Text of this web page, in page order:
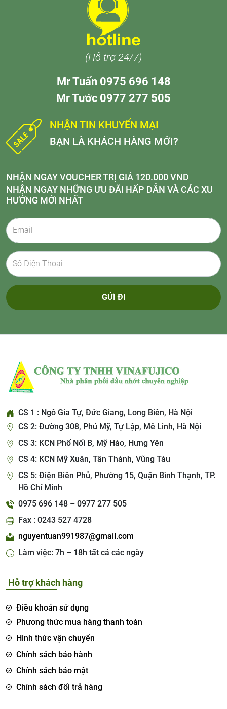
(Hỗ trợ 24/7)
Mr Tuấn 0975 696 148
Mr Tước 0977 277 505
NHẬN TIN KHUYẾN MẠI
BẠN LÀ KHÁCH HÀNG MỚI?
NHẬN NGAY VOUCHER TRỊ GIÁ 120.000 VND
NHẬN NGAY NHỮNG ƯU ĐÃI HẤP DẪN VÀ CÁC XU
HƯỚNG MỚI NHẤT
GỬI ĐI
CS 1 : Ngô Gia Tự, Đức Giang, Long Biên, Hà Nội
CS 2: Đường 308, Phú Mỹ, Tự Lập, Mê Linh, Hà Nội
CS 3: KCN Phố Nối B, Mỹ Hào, Hưng Yên
CS 4: KCN Mỹ Xuân, Tân Thành, Vũng Tàu
CS 5: Điện Biên Phủ, Phường 15, Quận Bình Thạnh, TP.
Hồ Chí Minh
0975 696 148 – 0977 277 505
Fax : 0243 527 4728
nguyentuan991987@gmail.com
Làm việc: 7h – 18h tất cả các ngày
Hỗ trợ khách hàng
Điều khoản sử dụng
Phương thức mua hàng thanh toán
Hình thức vận chuyển
Chính sách bảo hành
Chính sách bảo mật
Chính sách đổi trả hàng